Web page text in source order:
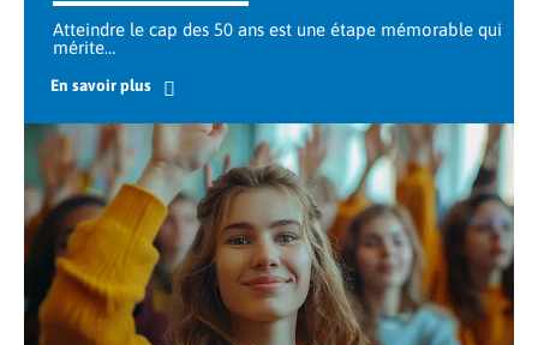
Atteindre le cap des 50 ans est une étape mémorable qui
mérite…
En savoir plus